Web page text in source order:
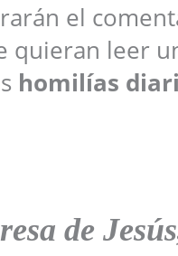
el
leer
homilías
de